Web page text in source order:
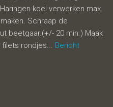
koel verwerken max.
Schraap de
beetgaar.(+/- 20 min.) Maak
rondjes... Bericht